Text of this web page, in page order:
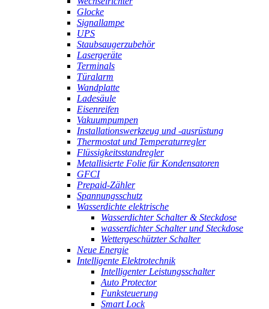
Glocke
Signallampe
UPS
Staubsaugerzubehör
Lasergeräte
Terminals
Türalarm
Wandplatte
Ladesäule
Eisenreifen
Vakuumpumpen
Installationswerkzeug und -ausrüstung
Thermostat und Temperaturregler
Flüssigkeitsstandregler
Metallisierte Folie für Kondensatoren
GFCI
Prepaid-Zähler
Spannungsschutz
Wasserdichte elektrische
Wasserdichter Schalter & Steckdose
wasserdichter Schalter und Steckdose
Wettergeschützter Schalter
Neue Energie
Intelligente Elektrotechnik
Intelligenter Leistungsschalter
Auto Protector
Funksteuerung
Smart Lock